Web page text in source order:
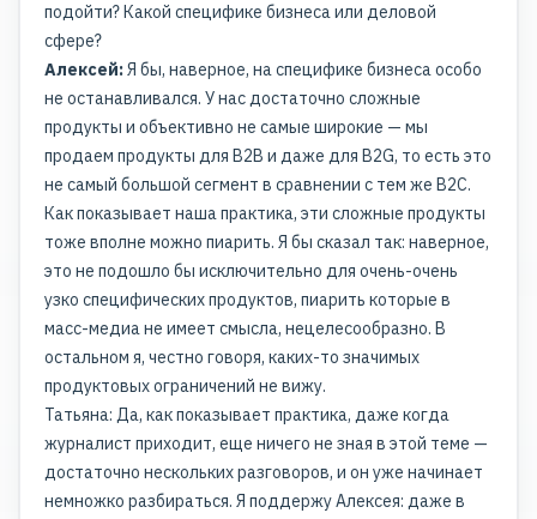
подойти? Какой специфике бизнеса или деловой
сфере?
Алексей:Я бы, наверное, на специфике бизнеса особо
не останавливался. У нас достаточно сложные
продукты и объективно не самые широкие — мы
продаем продукты для B2B и даже для B2G, то есть это
не самый большой сегмент в сравнении с тем же B2C.
Как показывает наша практика, эти сложные продукты
тоже вполне можно пиарить. Я бы сказал так: наверное,
это не подошло бы исключительно для очень-очень
узко специфических продуктов, пиарить которые в
масс-медиа не имеет смысла, нецелесообразно. В
остальном я, честно говоря, каких-то значимых
продуктовых ограничений не вижу.
Татьяна: Да, как показывает практика, даже когда
журналист приходит, еще ничего не зная в этой теме —
достаточно нескольких разговоров, и он уже начинает
немножко разбираться. Я поддержу Алексея: даже в